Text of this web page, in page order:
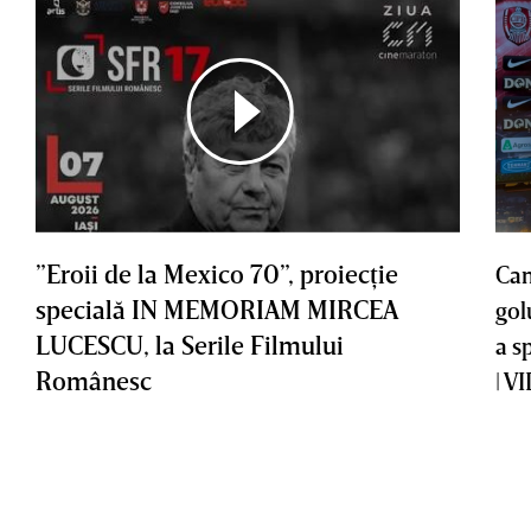
”Eroii de la Mexico 70”, proiecţie
specială IN MEMORIAM MIRCEA
LUCESCU, la Serile Filmului
Românesc
a
|